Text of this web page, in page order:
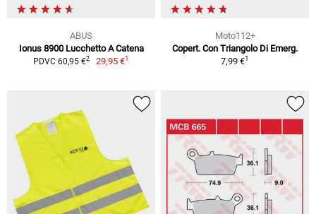
ABUS
Ionus 8900 Lucchetto A Catena
PDVC 60,95 €2 29,95 €1
Moto112+
Copert. Con Triangolo Di Emerg.
7,99 €1